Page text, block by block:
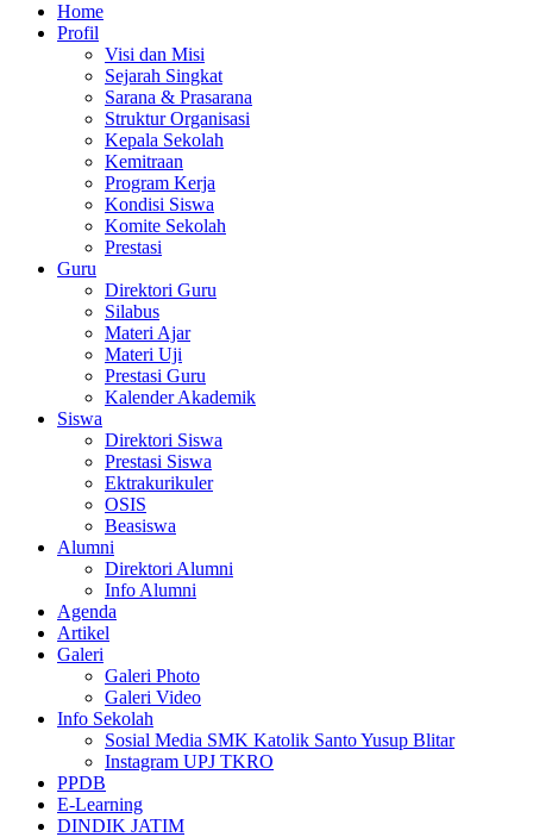
Home
Profil
Visi dan Misi
Sejarah Singkat
Sarana & Prasarana
Struktur Organisasi
Kepala Sekolah
Kemitraan
Program Kerja
Kondisi Siswa
Komite Sekolah
Prestasi
Guru
Direktori Guru
Silabus
Materi Ajar
Materi Uji
Prestasi Guru
Kalender Akademik
Siswa
Direktori Siswa
Prestasi Siswa
Ektrakurikuler
OSIS
Beasiswa
Alumni
Direktori Alumni
Info Alumni
Agenda
Artikel
Galeri
Galeri Photo
Galeri Video
Info Sekolah
Sosial Media SMK Katolik Santo Yusup Blitar
Instagram UPJ TKRO
PPDB
E-Learning
DINDIK JATIM